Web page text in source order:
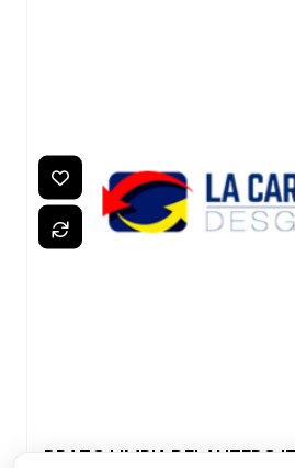
BRAZO LIMPIA DELANTERO